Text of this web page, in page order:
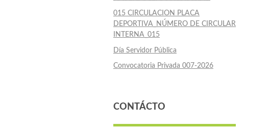
015 CIRCULACION PLACA
DEPORTIVA_NÚMERO DE CIRCULAR
INTERNA_015
Día Servidor Pública
Convocatoria Privada 007-2026
CONTÁCTO